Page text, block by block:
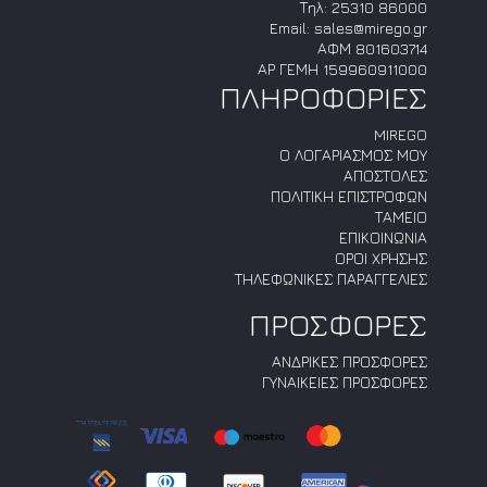
Τηλ: 25310 86000
Email: sales@mirego.gr
ΑΦΜ 801603714
ΑΡ ΓΕΜΗ 159960911000
ΠΛΗΡΟΦΟΡΙΕΣ
MIREGO
Ο ΛΟΓΑΡΙΑΣΜΟΣ ΜΟΥ
ΑΠΟΣΤΟΛΕΣ
ΠΟΛΙΤΙΚΗ ΕΠΙΣΤΡΟΦΩΝ
ΤΑΜΕΙΟ
ΕΠΙΚΟΙΝΩΝΙΑ
ΟΡΟΙ ΧΡΗΣΗΣ
ΤΗΛΕΦΩΝΙΚΕΣ ΠΑΡΑΓΓΕΛΙΕΣ
ΠΡΟΣΦΟΡΕΣ
ΑΝΔΡΙΚΕΣ ΠΡΟΣΦΟΡΕΣ
ΓΥΝΑΙΚΕΙΕΣ ΠΡΟΣΦΟΡΕΣ